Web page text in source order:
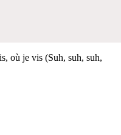
où je vis (Suh, suh, suh,